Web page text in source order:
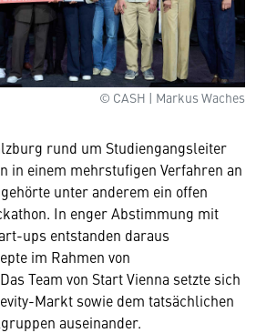
© CASH | Markus Waches
rund um Studiengangsleiter
in einem mehrstufigen Verfahren an
unter anderem ein offen
In enger Abstimmung mit
ups entstanden daraus
im Rahmen von
Team von Start Vienna setzte sich
Markt sowie dem tatsächlichen
auseinander.